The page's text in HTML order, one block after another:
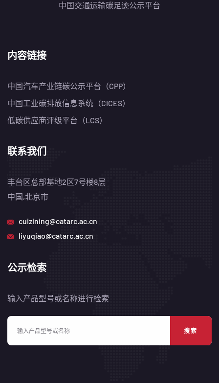
中国交通运输碳足迹公示平台
内容链接
中国汽车产业链碳公示平台（CPP）
中国工业碳排放信息系统（CICES）
低碳供应商评级平台（LCS）
联系我们
丰台区总部基地2区7号楼8层
中国,北京市
cuizining@catarc.ac.cn
liyuqiao@catarc.ac.cn
公示检索
输入产品型号或名称进行检索
搜索